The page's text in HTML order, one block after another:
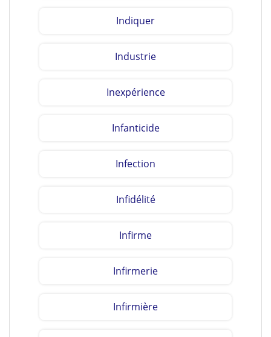
Indiquer
Industrie
Inexpérience
Infanticide
Infection
Infidélité
Infirme
Infirmerie
Infirmière